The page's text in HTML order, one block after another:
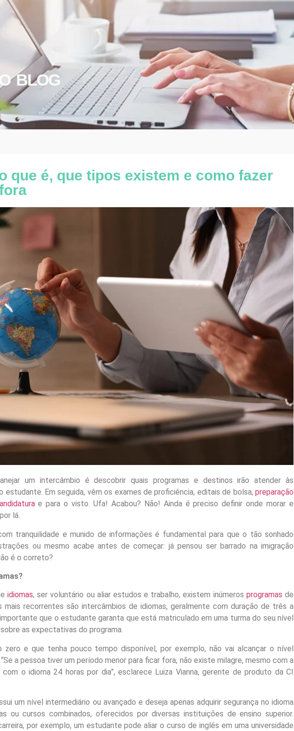
BLOG
que é, que tipos existem e como fazer
um intercâmbio é descobrir quais programas e destinos irão atender às
Em seguida, vêm os exames de proficiência, editais de bolsa, preparação
e para o visto. Ufa! Acabou? Não! Ainda é preciso definir onde morar e
lá.
tranquilidade e munido de informações é fundamental para que o tão sonhado
ou mesmo acabe antes de começar: já pensou ser barrado na imigração
é o correto?
idiomas, ser voluntário ou aliar estudos e trabalho, existem inúmeros programas de
mais recorrentes são intercâmbios de idiomas, geralmente com duração de três a
que o estudante garanta que está matriculado em uma turma do seu nível
as expectativas do programa.
zero e que tenha pouco tempo disponível, por exemplo, não vai alcançar o nível
a pessoa tiver um período menor para ficar fora, não existe milagre, mesmo com a
o idioma 24 horas por dia”, esclarece Luiza Vianna, gerente de produto da CI
um nível intermediário ou avançado e deseja apenas adquirir segurança no idioma
ou cursos combinados, oferecidos por diversas instituições de ensino superior.
por exemplo, um estudante pode aliar o curso de inglês em uma universidade